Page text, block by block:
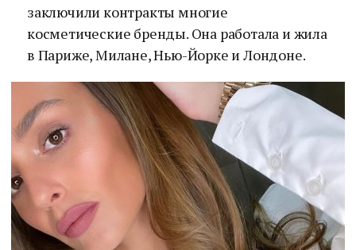
заключили контракты многие
косметические бренды. Она работала и жила
в Париже, Милане, Нью-Йорке и Лондоне.